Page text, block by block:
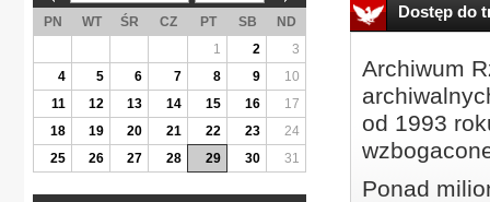
Dostęp do
Archiwum
od 1993
Ponad
PN WT ŚR CZ PT SB
ND
1
2
3
4
5 6 7 8 9
10
11
12 13 14 15 16
17
18
19 20 21 22 23
24
25
26 27 28 29 30 31